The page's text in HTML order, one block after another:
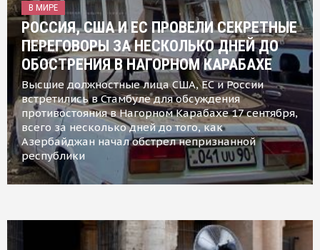
В МИРЕ
РОССИЯ, США И ЕС ПРОВЕЛИ СЕКРЕТНЫЕ
ПЕРЕГОВОРЫ ЗА НЕСКОЛЬКО ДНЕЙ ДО
ОБОСТРЕНИЯ В НАГОРНОМ КАРАБАХЕ
Высшие должностные лица США, ЕС и России
встретились в Стамбуле для обсуждения
противостояния в Нагорном Карабахе 17 сентября,
всего за несколько дней до того, как
Азербайджан начал обстрел непризнанной
республики